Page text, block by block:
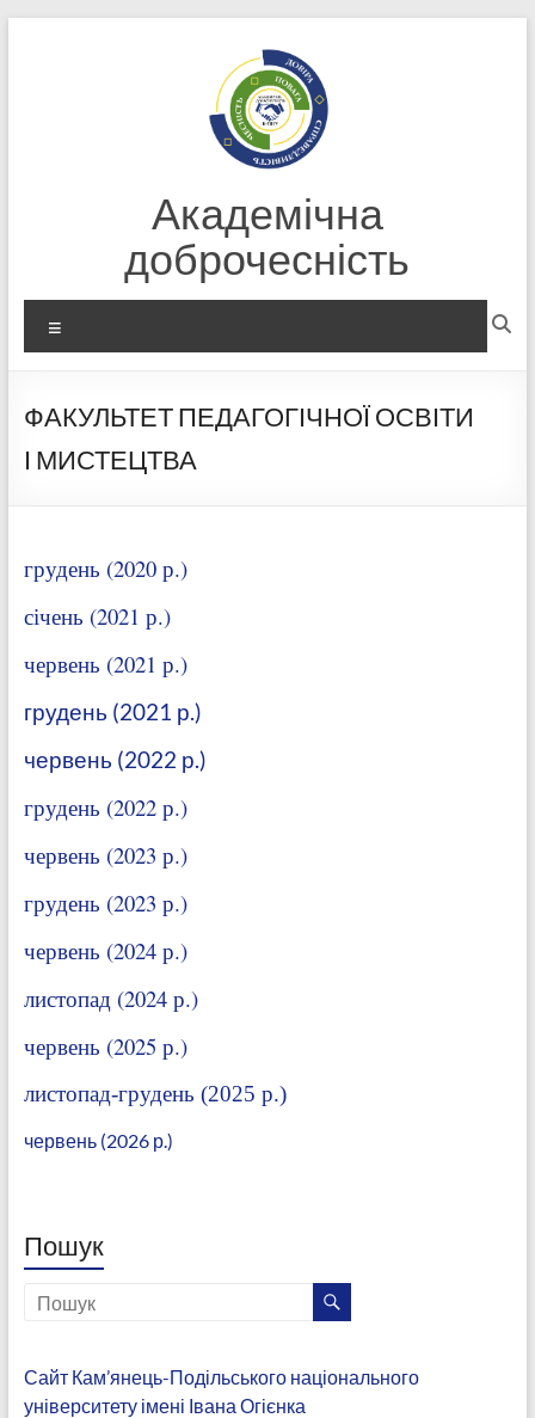
Академічна
доброчесність
ФАКУЛЬТЕТ ПЕДАГОГІЧНОЇ ОСВІТИ
І МИСТЕЦТВА
грудень (2020 р.)
січень (2021 р.)
червень (2021 р.)
грудень (2021 р.)
червень (2022 р.)
грудень (2022 р.)
червень (2023 р.)
грудень (2023 р.)
червень (2024 р.)
листопад (2024 р.)
червень (2025 р.)
листопад-грудень (2025 р.)
червень (2026 р.)
Пошук
Сайт Кам’янець-Подільського національного
університету імені Івана Огієнка